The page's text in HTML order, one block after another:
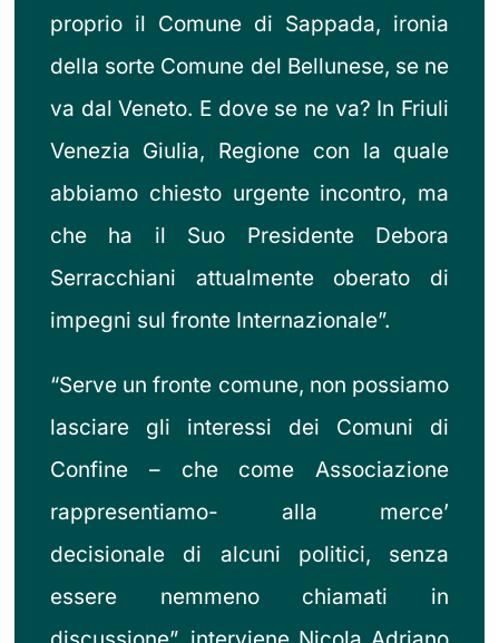
proprio il Comune di Sappada, ironia
della sorte Comune del Bellunese, se ne
va dal Veneto. E dove se ne va? In Friuli
Venezia Giulia, Regione con la quale
abbiamo chiesto urgente incontro, ma
che ha il Suo Presidente Debora
Serracchiani attualmente oberato di
impegni sul fronte Internazionale”.
“Serve un fronte comune, non possiamo
lasciare gli interessi dei Comuni di
Confine – che come Associazione
rappresentiamo- alla merce’
decisionale di alcuni politici, senza
essere nemmeno chiamati in